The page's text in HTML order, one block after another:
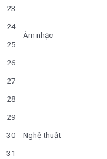
23
Âm nhạc
24
25
26
27
Nghệ thuật
28
29
30
31